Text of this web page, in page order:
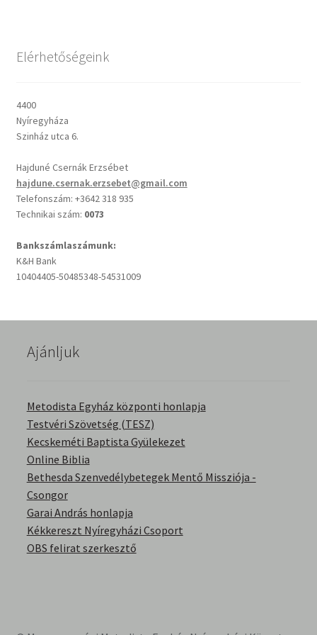
Napi Ige: Evangélikus bibliaolvasó Útmutató
Mindennapi kenyerünk
Bemutatkozás
Kérdések és válaszok
Kitekintés
Könyvtár
Család-Házasság
Elérhetőségeink
4400
Nyíregyháza
Szinház utca 6.
Hajduné Csernák Erzsébet
hajdune.csernak.erzsebet@gmail.com
Telefonszám: +3642 318 935
Technikai szám: 0073
Bankszámlaszámunk:
K&H Bank
10404405-50485348-54531009
Ajánljuk
Metodista Egyház központi honlapja
Testvéri Szövetség (TESZ)
Kecskeméti Baptista Gyülekezet
Online Biblia
Bethesda Szenvedélybetegek Mentő Missziója -
Csongor
Garai András honlapja
Kékkereszt Nyíregyházi Csoport
OBS felirat szerkesztő